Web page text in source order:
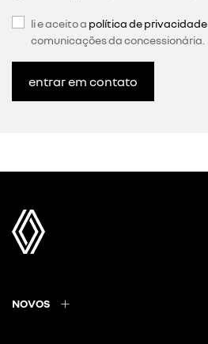
li e aceito a política de privacidade
comunicações da concessionária.
entrar em contato
NOVOS